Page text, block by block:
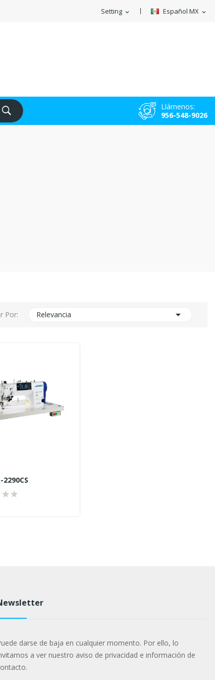
Español MX expand_more
Setting expand_more
Llámenos:
956-548-9026
Por: Relevancia 
2290CS
darse de baja en cualquier momento. Por ello, lo
a ver nuestro aviso de privacidad e información de